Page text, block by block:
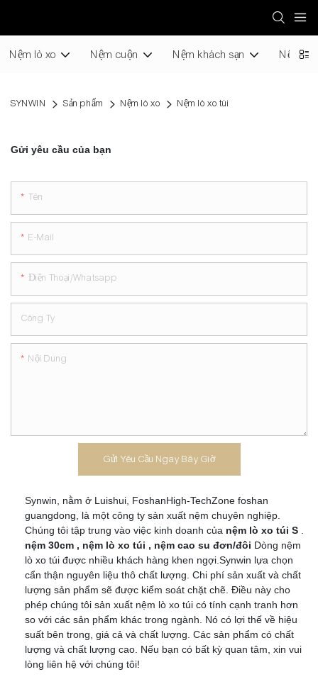
Nệm lò xo Nệm cuộn Nệm khách sạn Nệm
SYNWIN Sản phẩm Nệm lò xo Nệm lò xo túi
Gửi yêu cầu của bạn
Tên
E-Mail
Điện Thoại/whatsapp
Công Ty
Nội Dung
Gửi Yêu Cầu Ngay Bây Giờ
Synwin, nằm ở Luishui, FoshanHigh-TechZone foshan
guangdong, là một công ty sản xuất nệm chuyên nghiệp.
Chúng tôi tập trung vào việc kinh doanh của nệm lò xo túi S .
nệm 30cm , nệm lò xo túi , nệm cao su đơn/đôi Dòng nệm
lò xo túi được nhiều khách hàng khen ngợi.Synwin lựa chọn
cẩn thận nguyên liệu thô chất lượng. Chi phí sản xuất và chất
lượng sản phẩm sẽ được kiểm soát chặt chẽ. Điều này cho
phép chúng tôi sản xuất nệm lò xo túi có tính cạnh tranh hơn
so với các sản phẩm khác trong ngành. Nó có lợi thế về hiệu
suất bên trong, giá cả và chất lượng. Các sản phẩm có chất
lượng và chất lượng cao. Nếu bạn có bất kỳ quan tâm, xin vui
lòng liên hệ với chúng tôi!